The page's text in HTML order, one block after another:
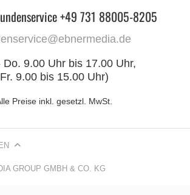
+49 731 88005-8205
Do. 9.00 Uhr bis 17.00 Uhr,
Fr. 9.00 bis 15.00 Uhr)
Preise inkl. gesetzl. MwSt.
GROUP GMBH & CO. KG